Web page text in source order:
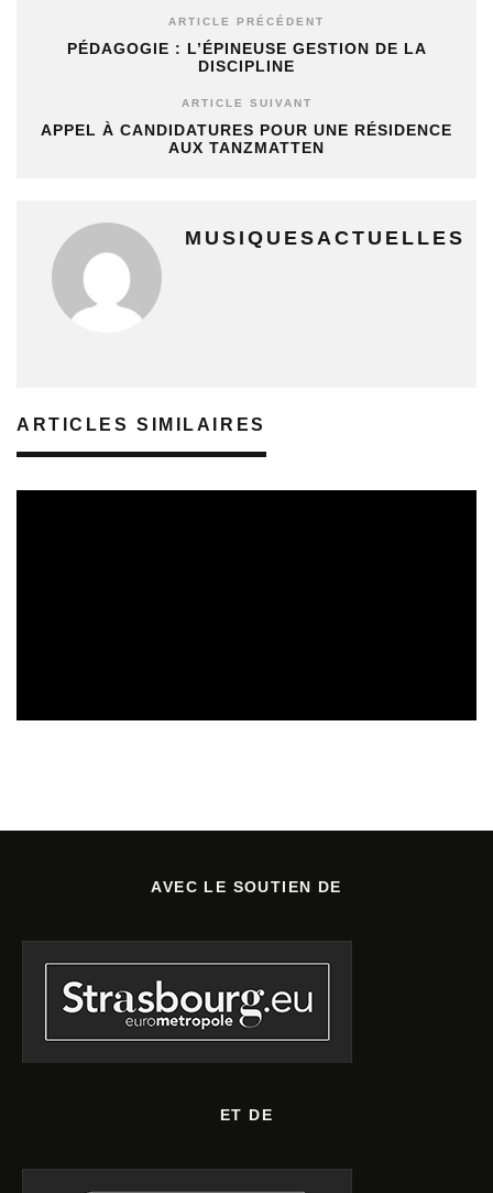
ARTICLE PRÉCÉDENT
PÉDAGOGIE : L’ÉPINEUSE GESTION DE LA
DISCIPLINE
ARTICLE SUIVANT
APPEL À CANDIDATURES POUR UNE RÉSIDENCE
AUX TANZMATTEN
MUSIQUESACTUELLES
ARTICLES SIMILAIRES
AVEC LE SOUTIEN DE
ET DE